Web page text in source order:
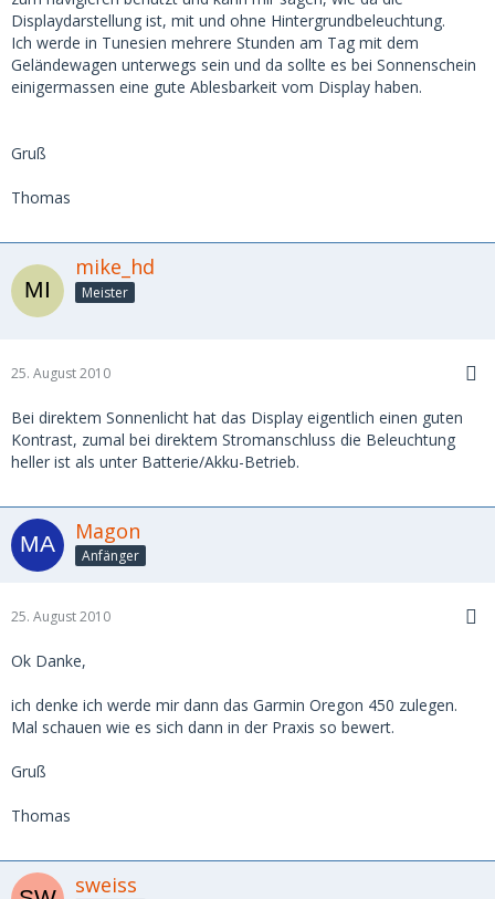
Displaydarstellung ist, mit und ohne Hintergrundbeleuchtung.
Ich werde in Tunesien mehrere Stunden am Tag mit dem
Geländewagen unterwegs sein und da sollte es bei Sonnenschein
einigermassen eine gute Ablesbarkeit vom Display haben.
Gruß
Thomas
mike_hd
Meister
25. August 2010
Bei direktem Sonnenlicht hat das Display eigentlich einen guten
Kontrast, zumal bei direktem Stromanschluss die Beleuchtung
heller ist als unter Batterie/Akku-Betrieb.
Magon
Anfänger
25. August 2010
Ok Danke,
ich denke ich werde mir dann das Garmin Oregon 450 zulegen.
Mal schauen wie es sich dann in der Praxis so bewert.
Gruß
Thomas
sweiss